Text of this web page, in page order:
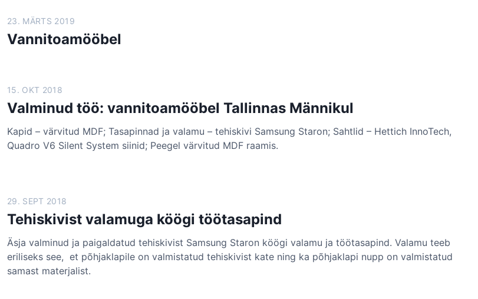
23. MÄRTS 2019
Vannitoamööbel
15. OKT 2018
Valminud töö: vannitoamööbel Tallinnas Männikul
Kapid – värvitud MDF; Tasapinnad ja valamu – tehiskivi Samsung Staron; Sahtlid – Hettich InnoTech,
Quadro V6 Silent System siinid; Peegel värvitud MDF raamis.
29. SEPT 2018
Tehiskivist valamuga köögi töötasapind
Äsja valminud ja paigaldatud tehiskivist Samsung Staron köögi valamu ja töötasapind. Valamu teeb
eriliseks see, et põhjaklapile on valmistatud tehiskivist kate ning ka põhjaklapi nupp on valmistatud
samast materjalist.